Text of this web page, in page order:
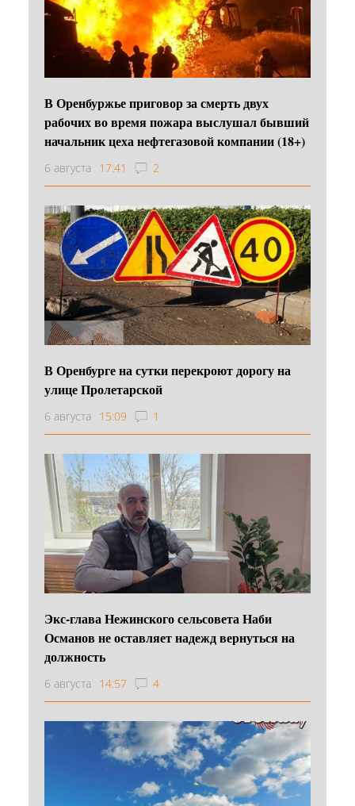
В Оренбуржье приговор за смерть двух
рабочих во время пожара выслушал бывший
начальник цеха нефтегазовой компании (18+)
6 августа 17:41 2
В Оренбурге на сутки перекроют дорогу на
улице Пролетарской
6 августа 15:09 1
Экс-глава Нежинского сельсовета Наби
Османов не оставляет надежд вернуться на
должность
6 августа 14:57 4